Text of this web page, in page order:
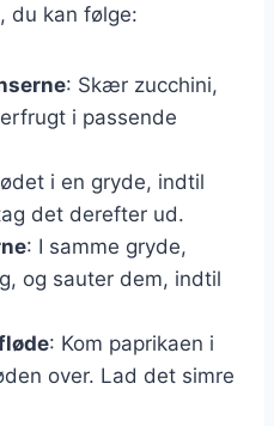
du kan følge:
: Skær zucchini,
i passende
i en gryde, indtil
det derefter ud.
: I samme gryde,
og sauter dem, indtil
: Kom paprikaen i
over. Lad det simre